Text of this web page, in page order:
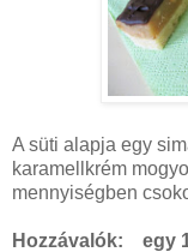
A süti alapja egy
karamellkrém
mennyiségben
Hozzávalók: egy